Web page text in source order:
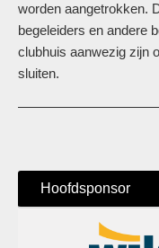
worden aangetrokken.
begeleiders en andere
clubhuis aanwezig zijn
sluiten.
Hoofdsponsor